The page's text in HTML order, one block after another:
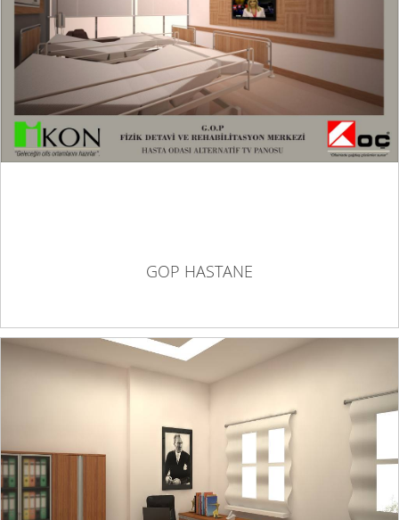
GOP HASTANE
GOP HASTANE
GOP HASTANESİ